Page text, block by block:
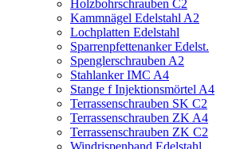
Holzbohrschrauben C2
Kammnägel Edelstahl A2
Lochplatten Edelstahl
Sparrenpfettenanker Edelst.
Spenglerschrauben A2
Stahlanker IMC A4
Stange f Injektionsmörtel A4
Terrassenschrauben SK C2
Terrassenschrauben ZK A4
Terrassenschrauben ZK C2
Windrispenband Edelstahl